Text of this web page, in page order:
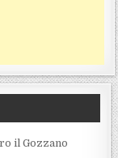
il Gozzano